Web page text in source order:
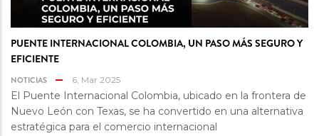
PUENTE INTERNACIONAL COLOMBIA, UN PASO MÁS SEGURO Y
EFICIENTE
NOTICIAS 6, Mar 2025
El Puente Internacional Colombia, ubicado en la frontera de
Nuevo León con Texas, se ha convertido en una alternativa
estratégica para el comercio internacional